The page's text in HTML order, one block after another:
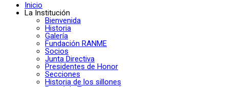
Inicio
La Institución
Bienvenida
Historia
Galería
Fundación RANME
Socios
Junta Directiva
Presidentes de Honor
Secciones
Historia de los sillones